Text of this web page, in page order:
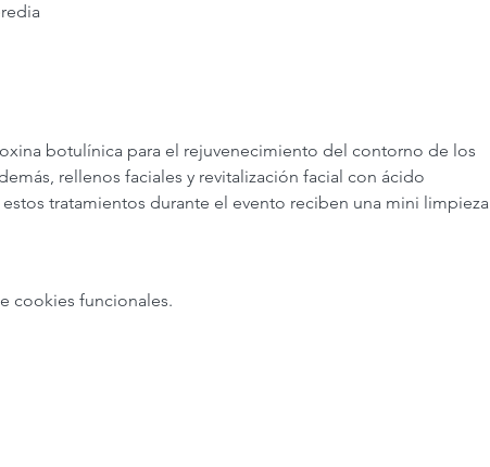
botulínica para el rejuvenecimiento del contorno de los
rellenos faciales y revitalización facial con ácido
tratamientos durante el evento reciben una mini limpieza
cookies funcionales.